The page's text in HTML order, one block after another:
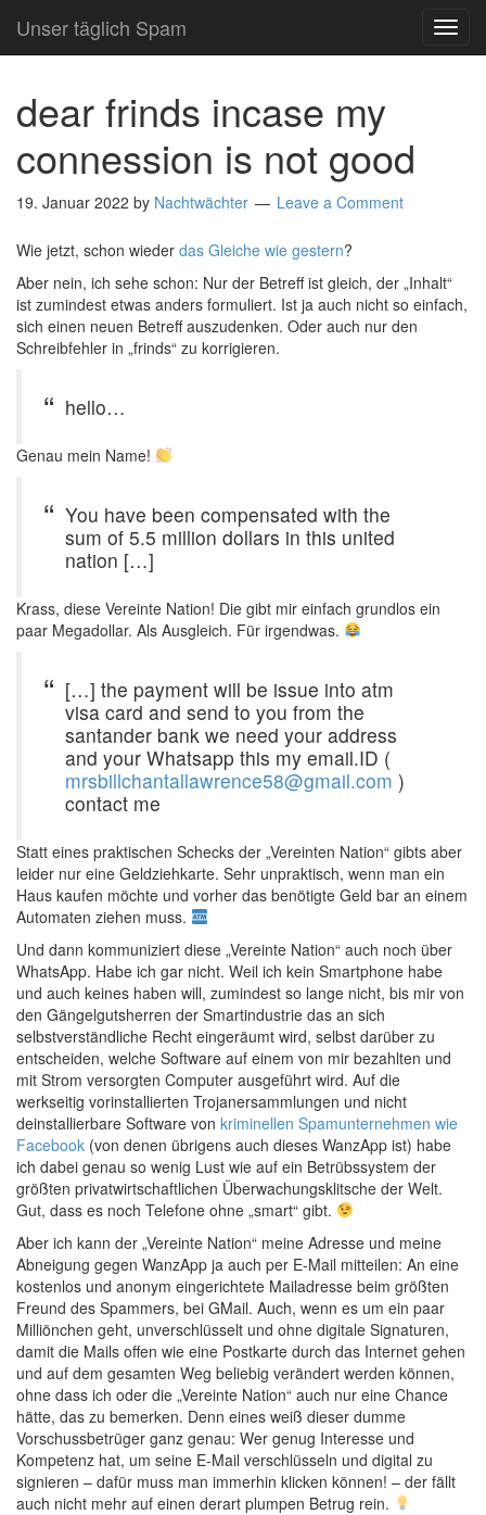
Unser täglich Spam
dear frinds incase my
connession is not good
19. Januar 2022 by Nachtwächter Leave a Comment
Wie jetzt, schon wieder das Gleiche wie gestern?
Aber nein, ich sehe schon: Nur der Betreff ist gleich, der „Inhalt“
ist zumindest etwas anders formuliert. Ist ja auch nicht so einfach,
sich einen neuen Betreff auszudenken. Oder auch nur den
Schreibfehler in „frinds“ zu korrigieren.
hello…
Genau mein Name!
You have been compensated with the
sum of 5.5 million dollars in this united
nation […]
Krass, diese Vereinte Nation! Die gibt mir einfach grundlos ein
paar Megadollar. Als Ausgleich. Für irgendwas.
[…] the payment will be issue into atm
visa card and send to you from the
santander bank we need your address
and your Whatsapp this my email.ID (
mrsbillchantallawrence58@gmail.com )
contact me
Statt eines praktischen Schecks der „Vereinten Nation“ gibts aber
leider nur eine Geldziehkarte. Sehr unpraktisch, wenn man ein
Haus kaufen möchte und vorher das benötigte Geld bar an einem
Automaten ziehen muss.
Und dann kommuniziert diese „Vereinte Nation“ auch noch über
WhatsApp. Habe ich gar nicht. Weil ich kein Smartphone habe
und auch keines haben will, zumindest so lange nicht, bis mir von
den Gängelgutsherren der Smartindustrie das an sich
selbstverständliche Recht eingeräumt wird, selbst darüber zu
entscheiden, welche Software auf einem von mir bezahlten und
mit Strom versorgten Computer ausgeführt wird. Auf die
werkseitig vorinstallierten Trojanersammlungen und nicht
deinstallierbare Software von kriminellen Spamunternehmen wie
Facebook (von denen übrigens auch dieses WanzApp ist) habe
ich dabei genau so wenig Lust wie auf ein Betrübssystem der
größten privatwirtschaftlichen Überwachungsklitsche der Welt.
Gut, dass es noch Telefone ohne „smart“ gibt.
Aber ich kann der „Vereinte Nation“ meine Adresse und meine
Abneigung gegen WanzApp ja auch per E-Mail mitteilen: An eine
kostenlos und anonym eingerichtete Mailadresse beim größten
Freund des Spammers, bei GMail. Auch, wenn es um ein paar
Milliönchen geht, unverschlüsselt und ohne digitale Signaturen,
damit die Mails offen wie eine Postkarte durch das Internet gehen
und auf dem gesamten Weg beliebig verändert werden können,
ohne dass ich oder die „Vereinte Nation“ auch nur eine Chance
hätte, das zu bemerken. Denn eines weiß dieser dumme
Vorschussbetrüger ganz genau: Wer genug Interesse und
Kompetenz hat, um seine E-Mail verschlüsseln und digital zu
signieren – dafür muss man immerhin klicken können! – der fällt
auch nicht mehr auf einen derart plumpen Betrug rein.